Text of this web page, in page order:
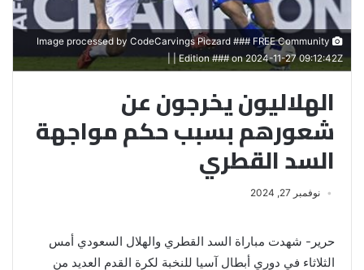
Image processed by CodeCarvings Piczard ### FREE Community
Edition ### on 2024-11-27 09:12:42Z | |
الهلاليون يخرجون عن
شعورهم بسبب حكم مواجهة
السد القطري
نوفمبر 27, 2024
حرير- شهدت مباراة السد القطري والهلال السعودي أمس
الثلاثاء في دوري أبطال آسيا للنخبة لكرة القدم العديد من